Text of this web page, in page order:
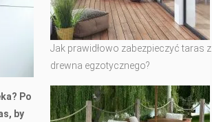
Po
by
Jak prawidłowo zabezpieczyć taras z
drewna egzotycznego?